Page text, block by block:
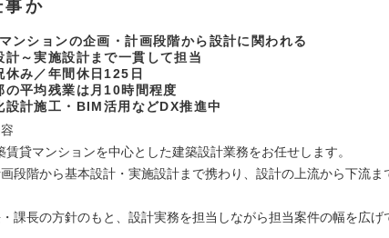
事か
ンションの企画・計画段階から設計に関われる
～実施設計まで一貫して担当
み／年間休日125日
平均残業は月10時間程度
計施工・BIM活用などDX推進中
賃貸マンションを中心とした建築設計業務をお任せします。
段階から基本設計・実施設計まで携わり、設計の上流から下流ま
課長の方針のもと、設計実務を担当しながら担当案件の幅を広げ